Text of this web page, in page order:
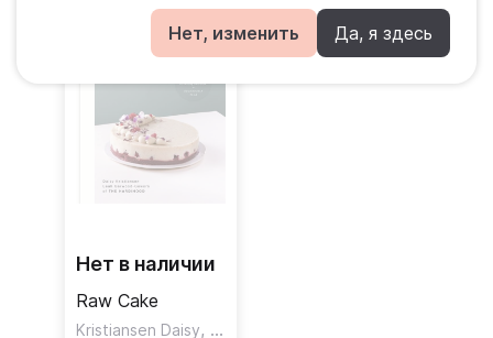
Нет, изменить Да, я здесь
Нет в наличии
Raw Cake
Kristiansen Daisy, Garwood-Gowers Leah